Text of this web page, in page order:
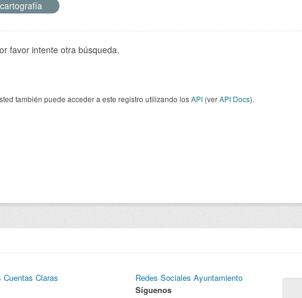
cartografía
favor intente otra búsqueda.
también puede acceder a este registro utilizando losAPI (verAPI Docs).
Cuentas Claras
Redes Sociales Ayuntamiento
Síguenos